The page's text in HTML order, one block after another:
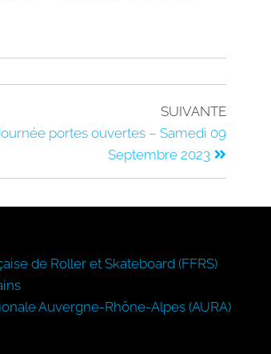
SUIVANTE
portes ouvertes – Samedi 09
Septembre 2023
de Roller et Skateboard (FFRS)
Auvergne-Rhône-Alpes (AURA)